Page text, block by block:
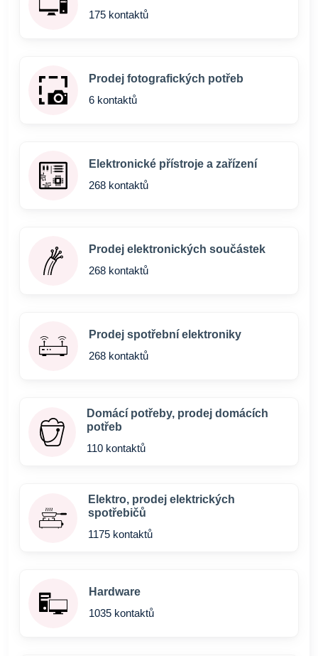
175 kontaktů
Prodej fotografických potřeb
6 kontaktů
Elektronické přístroje a zařízení
268 kontaktů
Prodej elektronických součástek
268 kontaktů
Prodej spotřební elektroniky
268 kontaktů
Domácí potřeby, prodej domácích
potřeb
110 kontaktů
Elektro, prodej elektrických
spotřebičů
1175 kontaktů
Hardware
1035 kontaktů